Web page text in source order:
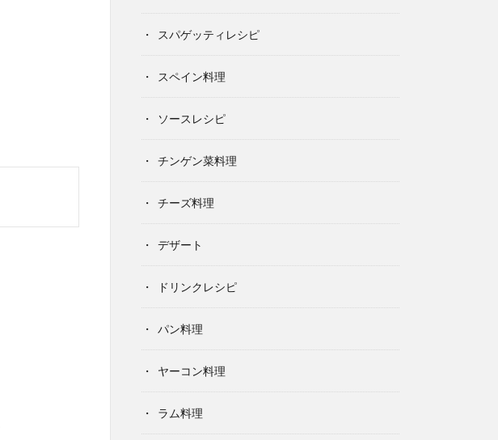
スパゲッティレシピ
スペイン料理
ソースレシピ
チンゲン菜料理
チーズ料理
デザート
ドリンクレシピ
パン料理
ヤーコン料理
ラム料理